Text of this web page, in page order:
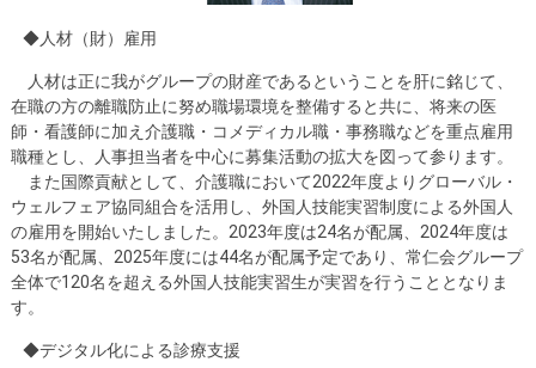
◆人材（財）雇用
人材は正に我がグループの財産であるということを肝に銘じて、
在職の方の離職防止に努め職場環境を整備すると共に、将来の医
師・看護師に加え介護職・コメディカル職・事務職などを重点雇用
職種とし、人事担当者を中心に募集活動の拡大を図って参ります。
また国際貢献として、介護職において2022年度よりグローバル・
ウェルフェア協同組合を活用し、外国人技能実習制度による外国人
の雇用を開始いたしました。2023年度は24名が配属、2024年度は
53名が配属、2025年度には44名が配属予定であり、常仁会グループ
全体で120名を超える外国人技能実習生が実習を行うこととなりま
す。
◆デジタル化による診療支援